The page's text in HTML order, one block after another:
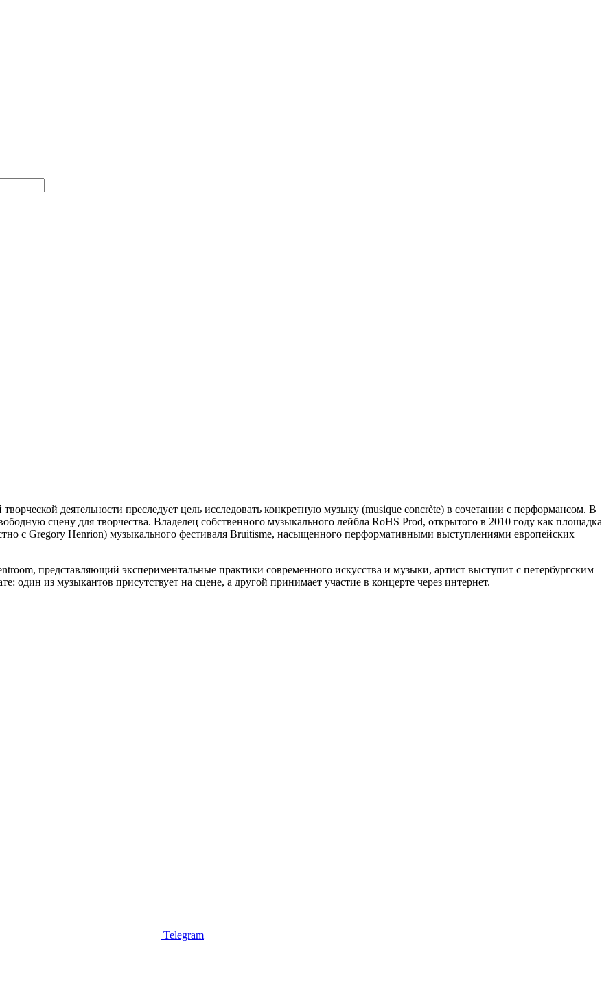
деятельности преследует цель исследовать конкретную музыку (musique concrète) в сочетании с перформансом. В
сцену для творчества. Владелец собственного музыкального лейбла RoHS Prod, открытого в 2010 году как площадка
с Gregory Henrion) музыкального фестиваля Bruitisme, насыщенного перформативными выступлениями европейских
представляющий экспериментальные практики современного искусства и музыки, артист выступит с петербургским
из музыкантов присутствует на сцене, а другой принимает участие в концерте через интернет.
Telegram